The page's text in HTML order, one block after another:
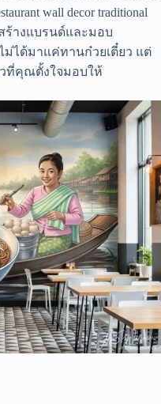
wall decor traditional
ร้างแบรนด์และมอบ
ได้มาแค่ทานก๋วยเตี๋ยว แต่
ที่คุณตั้งใจมอบให้